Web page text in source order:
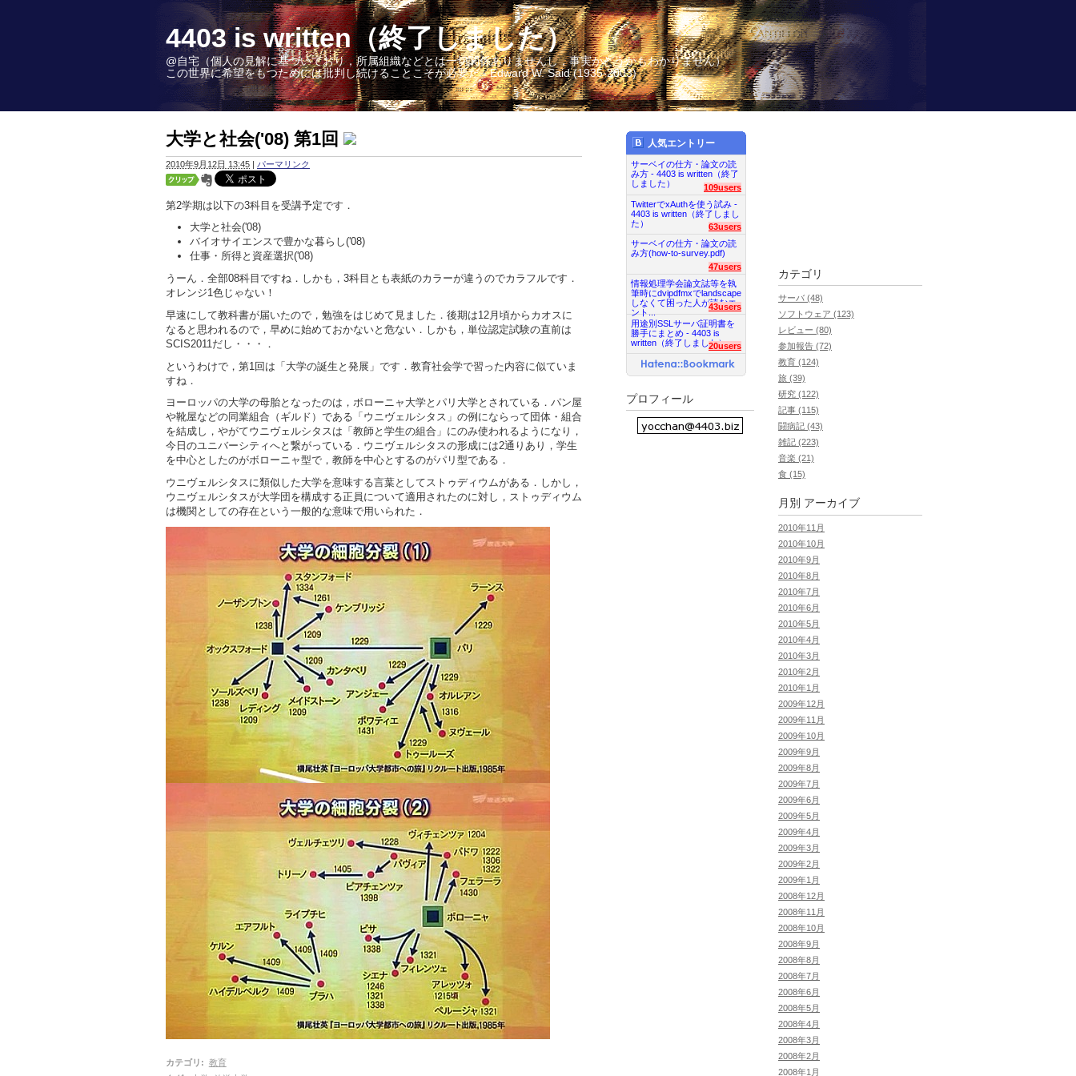
4403 is written（終了しました）
@自宅（個人の見解に基づいており，所属組織などとは一切関係ありませんし，事実かどうかもわかりません）
この世界に希望をもつためには批判し続けることこそが必要だ - Edward W. Said (1935-2003)
大学と社会('08) 第1回
2010年9月12日 13:45 | パーマリンク
第2学期は以下の3科目を受講予定です．
大学と社会('08)
バイオサイエンスで豊かな暮らし('08)
仕事・所得と資産選択('08)
うーん．全部08科目ですね．しかも，3科目とも表紙のカラーが違うのでカラフルです．
オレンジ1色じゃない！
早速にして教科書が届いたので，勉強をはじめて見ました．後期は12月頃からカオスに
なると思われるので，早めに始めておかないと危ない．しかも，単位認定試験の直前は
SCIS2011だし・・・．
というわけで，第1回は「大学の誕生と発展」です．教育社会学で習った内容に似ていま
すね．
ヨーロッパの大学の母胎となったのは，ボローニャ大学とパリ大学とされている．パン屋
や靴屋などの同業組合（ギルド）である「ウニヴェルシタス」の例にならって団体・組合
を結成し，やがてウニヴェルシタスは「教師と学生の組合」にのみ使われるようになり，
今日のユニバーシティへと繋がっている．ウニヴェルシタスの形成には2通りあり，学生
を中心としたのがボローニャ型で，教師を中心とするのがパリ型である．
ウニヴェルシタスに類似した大学を意味する言葉としてストゥディウムがある．しかし，
ウニヴェルシタスが大学団を構成する正員について適用されたのに対し，ストゥディウム
は機関としての存在という一般的な意味で用いられた．
カテゴリ : 教育
カテゴリ
サーバ (48)
ソフトウェア (123)
レビュー (80)
参加報告 (72)
教育 (124)
旅 (39)
研究 (122)
記事 (115)
闘病記 (43)
雑記 (223)
音楽 (21)
食 (15)
月別 アーカイブ
2010年11月
2010年10月
2010年9月
2010年8月
2010年7月
2010年6月
2010年5月
2010年4月
2010年3月
2010年2月
2010年1月
2009年12月
2009年11月
2009年10月
2009年9月
2009年8月
2009年7月
2009年6月
2009年5月
2009年4月
2009年3月
2009年2月
2009年1月
2008年12月
2008年11月
2008年10月
2008年9月
2008年8月
2008年7月
2008年6月
2008年5月
2008年4月
2008年3月
2008年2月
2008年1月
人気エントリー
サーベイの仕方・論文の読
み方 - 4403 is written（終了
しました）
109users
TwitterでxAuthを使う試み -
4403 is written（終了しまし
た）
63users
サーベイの仕方・論文の読
み方(how-to-survey.pdf)
47users
情報処理学会論文誌等を執
筆時にdvipdfmxでlandscape
しなくて困った人が読むエ
ント...
43users
用途別SSLサーバ証明書を
勝手にまとめ - 4403 is
written（終了しました）
20users
プロフィール